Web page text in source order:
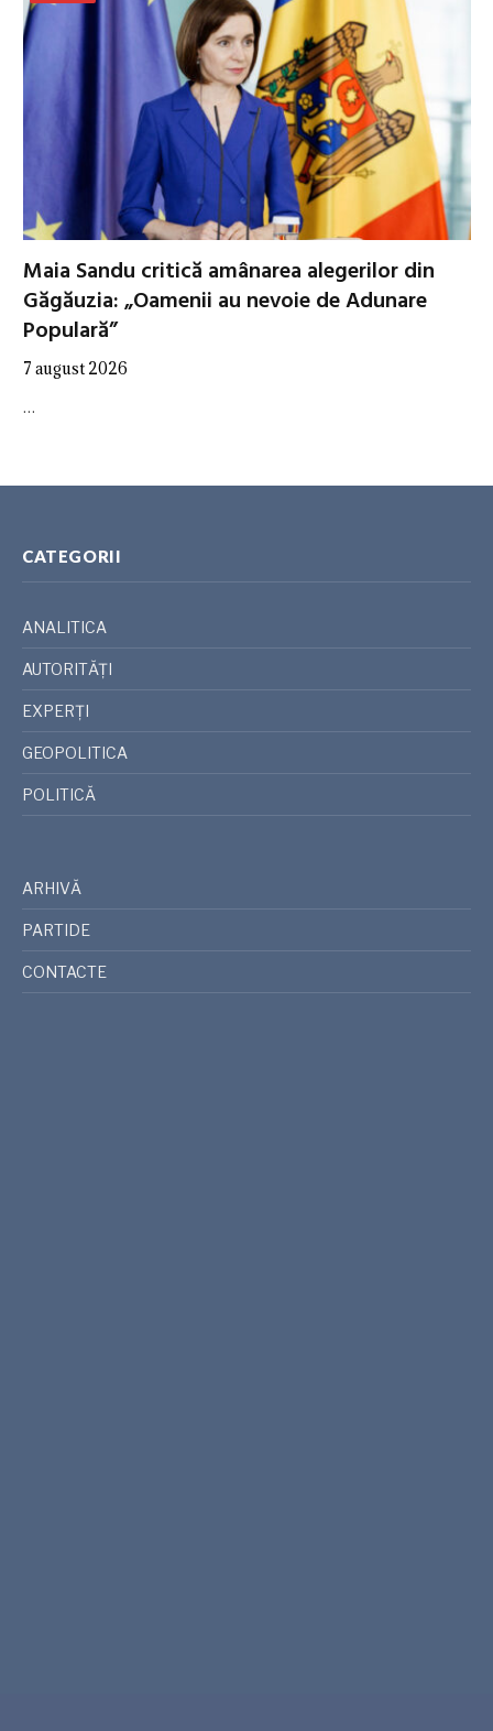
Maia Sandu critică amânarea alegerilor din
Găgăuzia: „Oamenii au nevoie de Adunare
Populară”
7 august 2026
…
CATEGORII
ANALITICA
AUTORITĂȚI
EXPERȚI
GEOPOLITICA
POLITICĂ
ARHIVĂ
PARTIDE
CONTACTE